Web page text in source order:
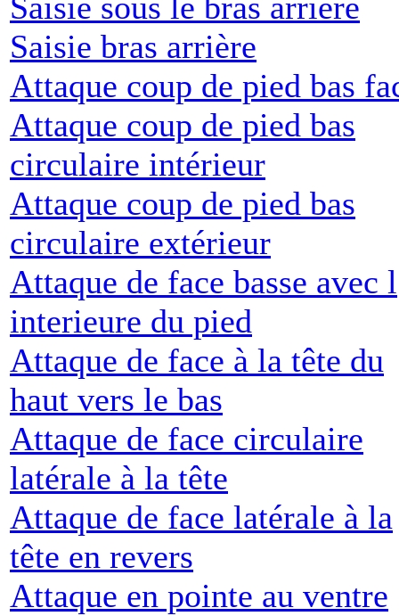
Saisie bras arrière
Attaque coup de pied bas
Attaque coup de pied bas
circulaire intérieur
Attaque coup de pied bas
circulaire extérieur
Attaque de face basse avec l
interieure du pied
Attaque de face à la tête du
haut vers le bas
Attaque de face circulaire
latérale à la tête
Attaque de face latérale à la
tête en revers
Attaque en pointe au ventre